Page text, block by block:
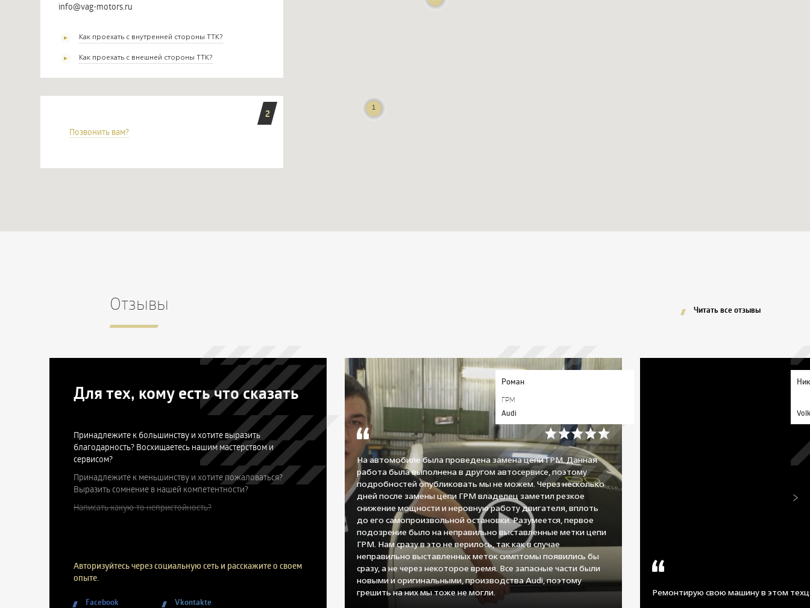
info@vag-motors.ru
Как проехать с внутренней стороны ТТК?
Как проехать с внешней стороны ТТК?
2
Позвонить вам?
Отзывы Читать все отзывы
Для тех, кому есть что сказать
Принадлежите к большинству и хотите выразить
благодарность? Восхищаетесь нашим мастерством и
сервисом?
Принадлежите к меньшинству и хотите пожаловаться?
Выразить сомнение в нашей компетентности?
Написать какую-то непристойность?
Авторизуйтесь через социальную сеть и расскажите о своем
опыте.
Facebook Vkontakte
Роман
ГРМ
Audi
На автомобиле была проведена замена цепи ГРМ. Данная
работа была выполнена в другом автосервисе, поэтому
подробностей опубликовать мы не можем. Через несколько
дней после замены цепи ГРМ владелец заметил резкое
снижение мощности и неровную работу двигателя, вплоть
до его самопроизвольной остановки. Разумеется, первое
подозрение было на неправильно выставленные метки цепи
ГРМ. Нам сразу в это не верилось, так как в случае
неправильно выставленных меток симптомы появились бы
сразу, а не через некоторое время. Все запасные части были
новыми и оригинальными, производства Audi, поэтому
грешить на них мы тоже не могли.
Ремонтирую свою машину в этом